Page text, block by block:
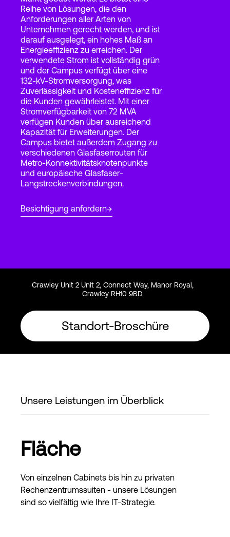
Login
Reihe von Lösungen, die den
Anforderungen aller Arten von
Unternehmen gerecht werden, und ist
darauf ausgelegt, ein hohes Maß an
Energieeffizienz zu erreichen. Der
verwendete Strom ist vollständig grün
und der Campus verfügt über eine
132-kV-Stromversorgung, was
Zuverlässigkeit und Kosteneffizienz für
die Kunden gewährleistet. Mit einer
Stromverfügbarkeit von 72 MVA
verfügen Kunden über ausreichend
Kapazität für Erweiterungen. Der
Campus bietet außerdem Zugang zu
verschiedenen Glasfaserrouten für
Metro-Konnektivitätsknotenpunkte
und europäische Glasfaser-
Langstreckenverbindungen.
Besichtigung anfordern
Crawley Unit 2 Unit 2, Connect Way, Manor Royal,
Crawley RH10 9BD
Standort-Broschüre
Unsere Leistungen im Überblick
Fläche
Von einzelnen Cabinets bis hin zu privaten
Rechenzentrumssuiten - unsere Lösungen
sind so vielfältig wie Ihre IT-Strategie.